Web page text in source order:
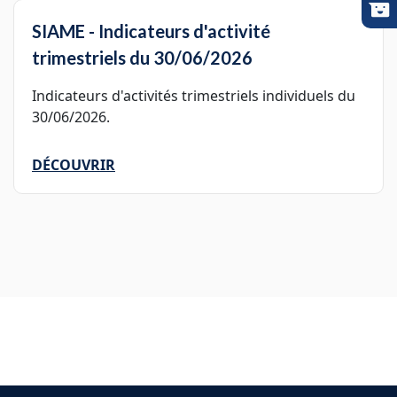
SIAME - Indicateurs d'activité
trimestriels du 30/06/2026
Indicateurs d'activités trimestriels individuels du
30/06/2026.
DÉCOUVRIR